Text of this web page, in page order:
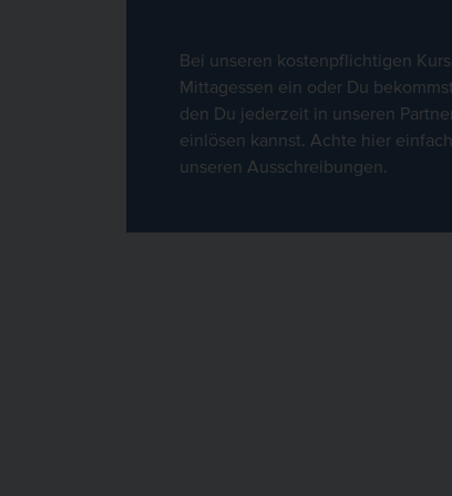
Bei unseren kostenpflichtigen
Mittagessen ein oder Du
den Du jederzeit in unseren
einlösen kannst. Achte hier
unseren Ausschreibungen.